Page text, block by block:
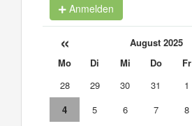
Anmelden
« August 2025
Mo Di Mi Do Fr
28
29 30 31 1
4
5 6 7 8